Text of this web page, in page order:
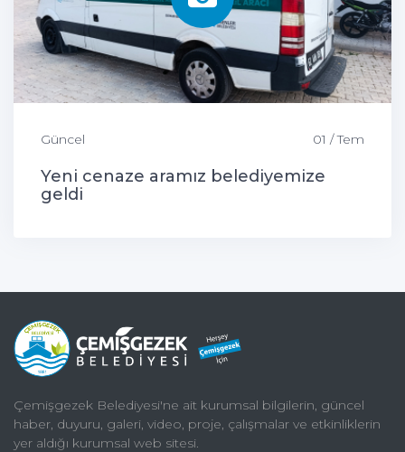
Güncel 01 / Tem
Yeni cenaze aramız belediyemize
geldi
Çemişgezek Belediyesi'ne ait kurumsal bilgilerin, güncel
haber, duyuru, galeri, video, proje, çalışmalar ve etkinliklerin
yer aldığı kurumsal web sitesi.